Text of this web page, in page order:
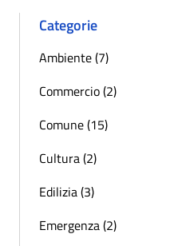
Categorie
Ambiente (7)
Commercio (2)
Comune (15)
Cultura (2)
Edilizia (3)
Emergenza (2)